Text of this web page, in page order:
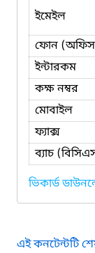
ইমেইল
ফোন
ইন্টারকম
কক্ষ নম্বর
মোবাইল
ফ্যাক্স
ব্যাচ
ভিকার্ড
এই কনটেন্টটি